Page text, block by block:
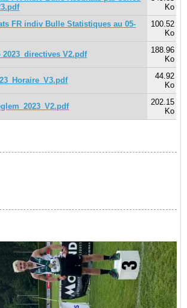
Ko
FR indiv Bulle Statistiques au 05-
100.52
Ko
2023_directives V2.pdf
188.96
Ko
44.92
Ko
202.15
Ko